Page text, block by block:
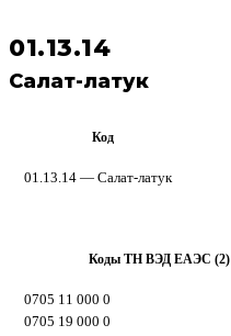
01.13.14
Салат-латук
Код
01.13.14 — Салат-латук
Коды ТН ВЭД ЕАЭС (2)
0705 11 000 0
0705 19 000 0